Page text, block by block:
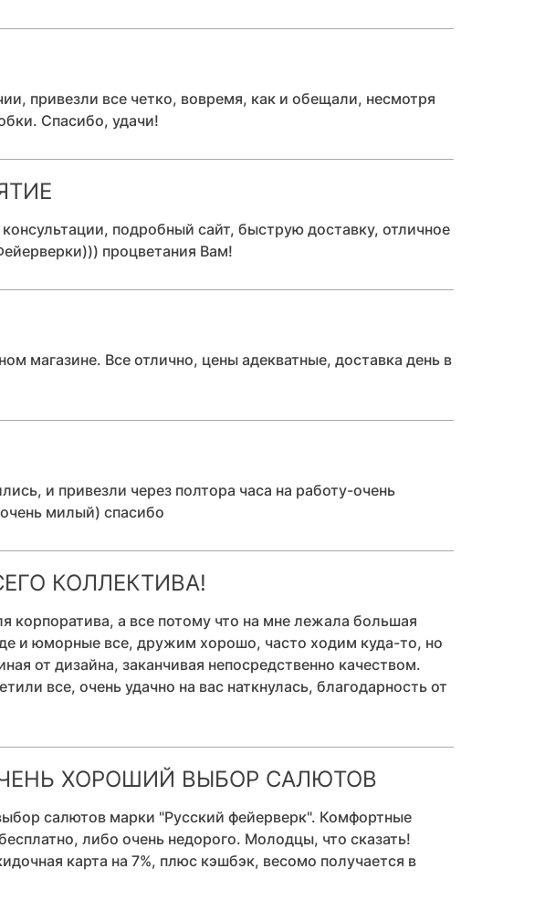
привезли все четко, вовремя, как и обещали, несмотря
Спасибо, удачи!
подробный сайт, быструю доставку, отличное
процветания Вам!
магазине. Все отлично, цены адекватные, доставка день в
и привезли через полтора часа на работу-очень
милый) спасибо
КОЛЛЕКТИВА!
корпоратива, а все потому что на мне лежала большая
и юморные все, дружим хорошо, часто ходим куда-то, но
от дизайна, заканчивая непосредственно качеством.
все, очень удачно на вас наткнулась, благодарность от
ХОРОШИЙ ВЫБОР САЛЮТОВ
салютов марки "Русский фейерверк". Комфортные
либо очень недорого. Молодцы, что сказать!
карта на 7%, плюс кэшбэк, весомо получается в